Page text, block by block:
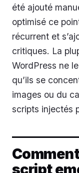
été ajouté
optimisé ce
récurrent et
critiques. La
WordPress ne
qu’ils se
images ou du
scripts injectés
script